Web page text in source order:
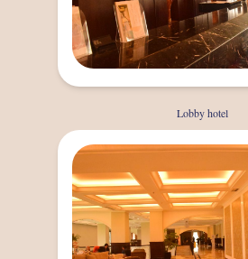
Lobby hotel